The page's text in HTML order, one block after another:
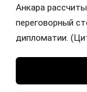
Анкара
переговорный
дипломатии.